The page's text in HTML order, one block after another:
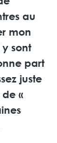
au
mon
sont
part
juste
«